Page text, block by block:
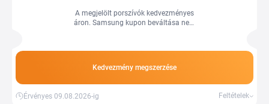
A megjelölt porszívók kedvezményes
áron. Samsung kupon beváltása nem
Kedvezmény megszerzése
Érvényes 09.08.2026-ig Feltételek